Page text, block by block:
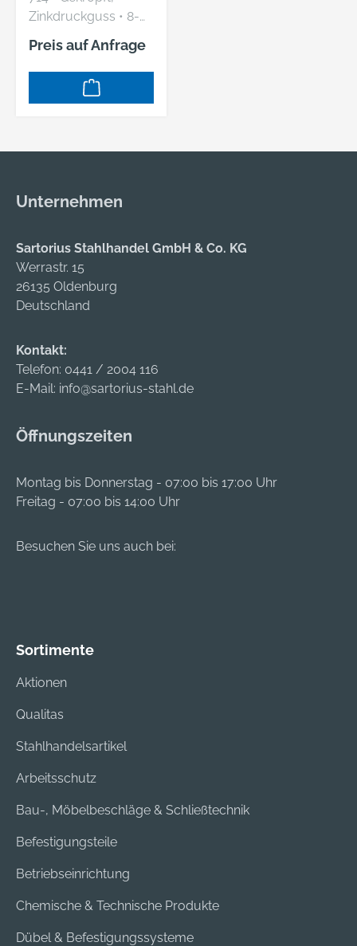
außerdem als Ersatz
für eine Türklinke
dienen.
Zinkdruckguss • 8-
mm-Vierkant-Loch •
7–10-mm-Vierkant-
Stift Hersteller: Bever
& Klophaus GmbH,
+49233680590,
Preis auf Anfrage
Unternehmen
Sartorius Stahlhandel GmbH & Co. KG
Werrastr. 15
26135 Oldenburg
Deutschland
Kontakt:
Telefon: 0441 / 2004 116
E-Mail: info@sartorius-stahl.de
Öffnungszeiten
Montag bis Donnerstag - 07:00 bis 17:00 Uhr
Freitag - 07:00 bis 14:00 Uhr
Besuchen Sie uns auch bei:
Sortimente
Aktionen
Qualitas
Stahlhandelsartikel
Arbeitsschutz
Bau-, Möbelbeschläge & Schließtechnik
Befestigungsteile
Betriebseinrichtung
Chemische & Technische Produkte
Dübel & Befestigungssysteme